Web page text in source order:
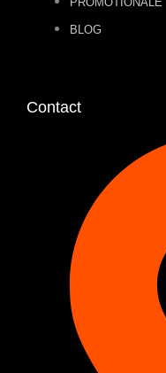
BLOG
Contact